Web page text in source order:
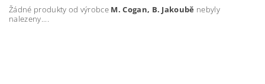
Žádné produkty od výrobce M. Cogan, B. Jakoubě nebyly
nalezeny....